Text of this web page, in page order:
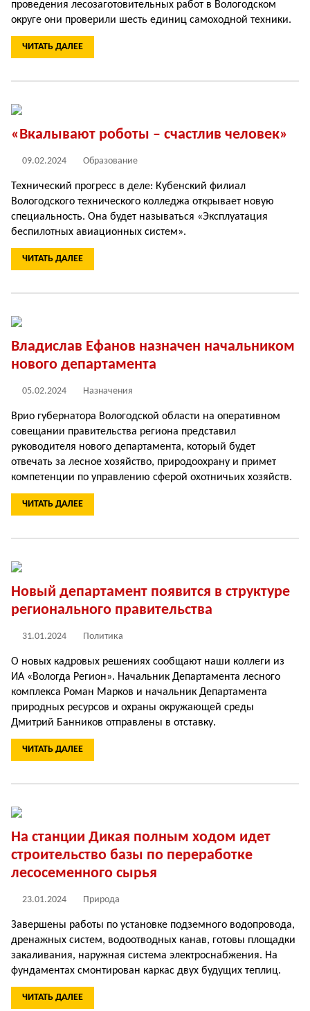
проведения лесозаготовительных работ в Вологодском
округе они проверили шесть единиц самоходной техники.
ЧИТАТЬ ДАЛЕЕ
«Вкалывают роботы – счастлив человек»
09.02.2024 Образование
Технический прогресс в деле: Кубенский филиал
Вологодского технического колледжа открывает новую
специальность. Она будет называться «Эксплуатация
беспилотных авиационных систем».
ЧИТАТЬ ДАЛЕЕ
Владислав Ефанов назначен начальником
нового департамента
05.02.2024 Назначения
Врио губернатора Вологодской области на оперативном
совещании правительства региона представил
руководителя нового департамента, который будет
отвечать за лесное хозяйство, природоохрану и примет
компетенции по управлению сферой охотничьих хозяйств.
ЧИТАТЬ ДАЛЕЕ
Новый департамент появится в структуре
регионального правительства
31.01.2024 Политика
О новых кадровых решениях сообщают наши коллеги из
ИА «Вологда Регион». Начальник Департамента лесного
комплекса Роман Марков и начальник Департамента
природных ресурсов и охраны окружающей среды
Дмитрий Банников отправлены в отставку.
ЧИТАТЬ ДАЛЕЕ
На станции Дикая полным ходом идет
строительство базы по переработке
лесосеменного сырья
23.01.2024 Природа
Завершены работы по установке подземного водопровода,
дренажных систем, водоотводных канав, готовы площадки
закаливания, наружная система электроснабжения. На
фундаментах смонтирован каркас двух будущих теплиц.
ЧИТАТЬ ДАЛЕЕ